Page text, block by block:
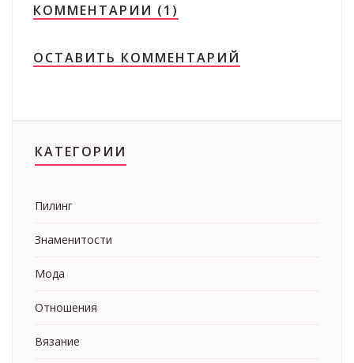
КОММЕНТАРИИ (1)
ОСТАВИТЬ КОММЕНТАРИЙ
КАТЕГОРИИ
Пилинг
Знаменитости
Мода
Отношения
Вязание